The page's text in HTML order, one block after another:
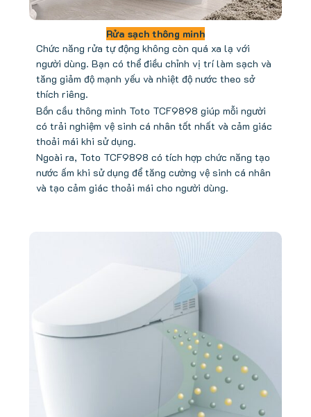
Rửa sạch thông minh
Chức năng rửa tự động không còn quá xa lạ với
người dùng. Bạn có thể điều chỉnh vị trí làm sạch và
tăng giảm độ mạnh yếu và nhiệt độ nước theo sở
thích riêng.
Bồn cầu thông minh Toto TCF9898 giúp mỗi người
có trải nghiệm vệ sinh cá nhân tốt nhất và cảm giác
thoải mái khi sử dụng.
Ngoài ra, Toto TCF9898 có tích hợp chức năng tạo
nước ấm khi sử dụng để tăng cường vệ sinh cá nhân
và tạo cảm giác thoải mái cho người dùng.